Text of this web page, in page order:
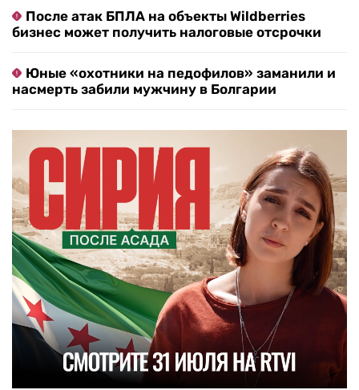
После атак БПЛА на объекты Wildberries
бизнес может получить налоговые отсрочки
Юные «охотники на педофилов» заманили и
насмерть забили мужчину в Болгарии